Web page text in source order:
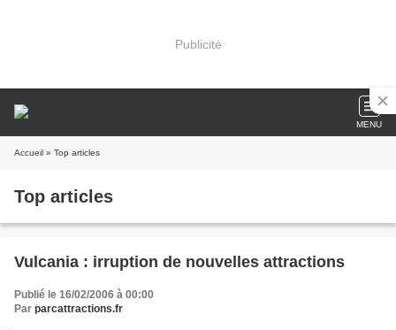
Publicité
MENU
Accueil » Top articles
Top articles
Vulcania : irruption de nouvelles attractions
Publié le 16/02/2006 à 00:00
Par parcattractions.fr